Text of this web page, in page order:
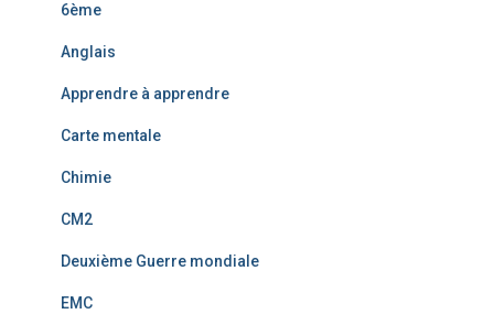
6ème
Anglais
Apprendre à apprendre
Carte mentale
Chimie
CM2
Deuxième Guerre mondiale
EMC